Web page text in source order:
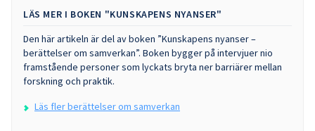
LÄS MER I BOKEN "KUNSKAPENS NYANSER"
Den här artikeln är del av boken ”Kunskapens nyanser –
berättelser om samverkan”. Boken bygger på intervjuer nio
framstående personer som lyckats bryta ner barriärer mellan
forskning och praktik.
Läs fler berättelser om samverkan